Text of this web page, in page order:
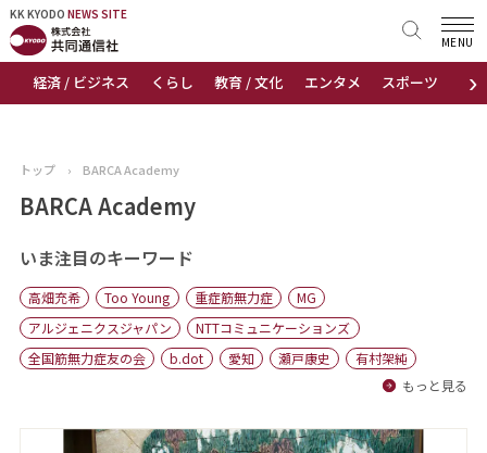
KK KYODO NEWS SITE
›
経済 / ビジネス くらし 教育 / 文化 エンタメ スポーツ 地域
MENU
KK KYODONEWS SITE
トップページ
ニュース
おすすめコンテンツ
出版物
会社概要
トップ › BARCA Academy
BARCA Academy
いま注目のキーワード
高畑充希 Too Young 重症筋無力症
MG
アルジェニクスジャパン
NTTコミュニケーションズ
全国筋無力症友の会
b.dot 愛知 瀬戸康史
有村架純
もっと見る